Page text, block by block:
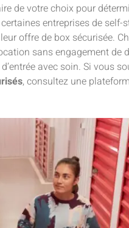
de votre choix pour
entreprises de self-
offre de box sécurisée.
sans engagement de
avec soin. Si vous
, consultez une